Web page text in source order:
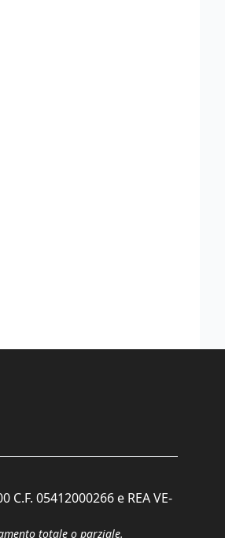
05412000266 e REA VE-
totale o parziale.